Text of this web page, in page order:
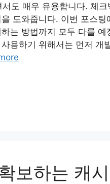
도 매우 유용합니다. 체크
도와줍니다. 이번 포스팅
는 방법까지 모두 다룰 예
용하기 위해서는 먼저 개
보하는 캐